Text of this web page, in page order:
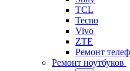
TCL
Tecno
Vivo
ZTE
Ремонт
Ремонт ноутбуков